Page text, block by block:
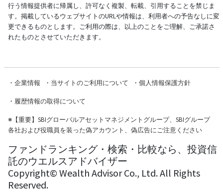
行う情報提供者に帰属し、許可なく複製、転載、引用することを禁じま
す。掲載しているウェブサイトのURLや情報は、利用者への予告なしに変
更できるものとします。ご利用の際は、以上のことをご理解、ご承諾さ
れたものとさせていただきます。
・ 企業情報 ・ 当サイトのご利用について ・ 個人情報保護方針
・ 履歴情報の取得について
※【重要】SBIグローバルアセットマネジメントグループ、SBIグループ
各社および役職員を装った偽アカウント、偽広告にご注意ください
ファンドランキング・検索・比較なら、投資信
託のウエルスアドバイザー
Copyright© Wealth Advisor Co., Ltd. All Rights
Reserved.